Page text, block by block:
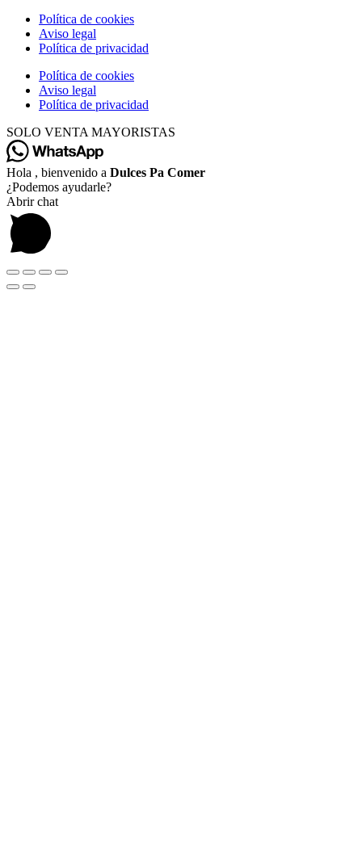
Política de cookies
Aviso legal
Política de privacidad
Política de cookies
Aviso legal
Política de privacidad
SOLO VENTA MAYORISTAS
Hola , bienvenido a Dulces Pa Comer
¿Podemos ayudarle?
Abrir chat